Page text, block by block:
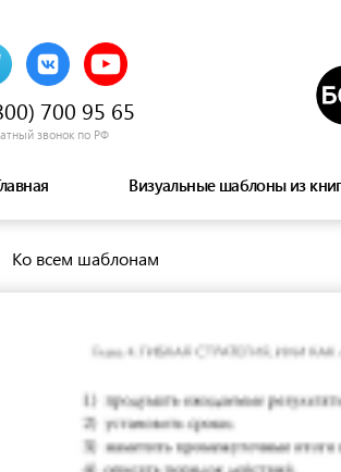
700 95 65
звонок по РФ
Визуальные шаблоны из
Ко всем шаблонам